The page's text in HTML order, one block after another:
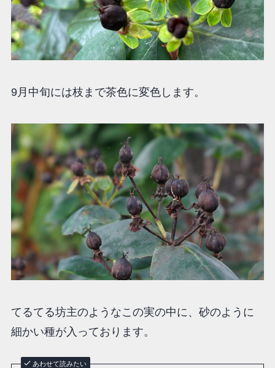
9月中旬には枝まで茶色に変色します。
てるてる坊主のようなこの実の中に、砂のように
細かい種が入っております。
あわせて読みたい